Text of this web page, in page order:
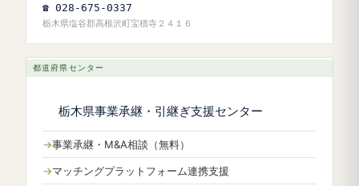
☎ 028-675-0337
栃木県塩谷郡高根沢町宝積寺２４１６
都道府県センター
栃木県事業承継・引継ぎ支援センター
事業承継・M&A相談（無料）
マッチングプラットフォーム連携支援